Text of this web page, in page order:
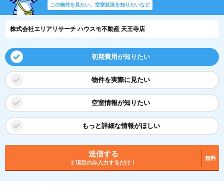
この物件を見たい、空室状況を知りたいなど
株式会社エリアリサーチ ハウスモ不動産 天王寺店
初期費用が知りたい
物件を実際に見たい
空室情報が知りたい
もっと詳細な情報がほしい
送信する
2 項目のみ入力するだけ！
無料